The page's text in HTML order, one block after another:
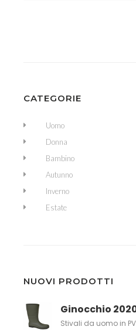
CATEGORIE
Uomo
Donna
Bambino
Autunno
Inverno
Estate
NUOVI PRODOTTI
Ginocchio
Stivali da uomo in